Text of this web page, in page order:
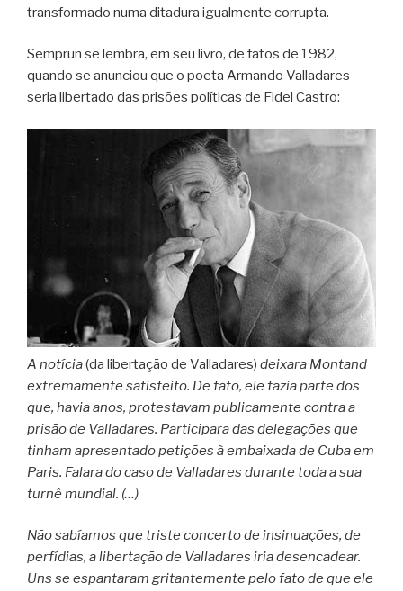
transformado numa ditadura igualmente corrupta.
Semprun se lembra, em seu livro, de fatos de 1982,
quando se anunciou que o poeta Armando Valladares
seria libertado das prisões políticas de Fidel Castro:
A notícia(da libertação de Valladares) deixara Montand
extremamente satisfeito. De fato, ele fazia parte dos
que, havia anos, protestavam publicamente contra a
prisão de Valladares. Participara das delegações que
tinham apresentado petições à embaixada de Cuba em
Paris. Falara do caso de Valladares durante toda a sua
turnê mundial. (…)
Não sabíamos que triste concerto de insinuações, de
perfídias, a libertação de Valladares iria desencadear.
Uns se espantaram gritantemente pelo fato de que ele